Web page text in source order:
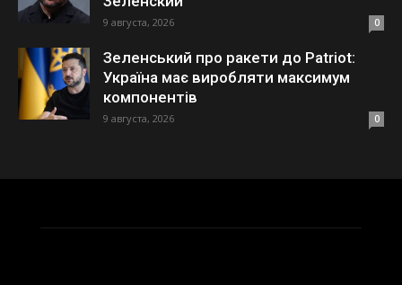
9 августа, 2026 0
Зеленський про ракети до Patriot:
Україна має виробляти максимум
компонентів
9 августа, 2026 0